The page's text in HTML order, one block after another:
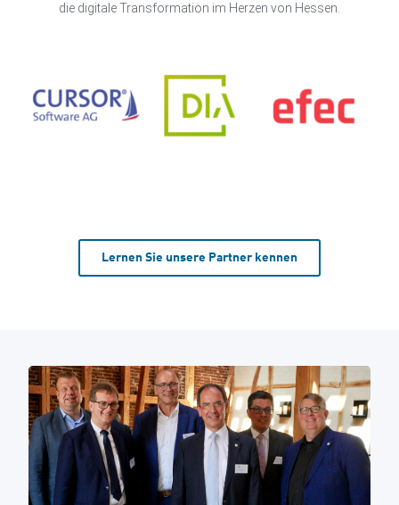
die digitale Transformation im Herzen von Hessen.
Lernen Sie unsere Partner kennen